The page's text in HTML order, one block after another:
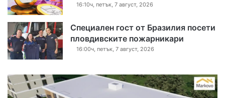
16:10ч, петък, 7 август, 2026
Специален гост от Бразилия посети
пловдивските пожарникари
16:00ч, петък, 7 август, 2026